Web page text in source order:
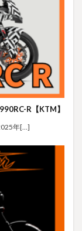
R【KTM】
年[…]